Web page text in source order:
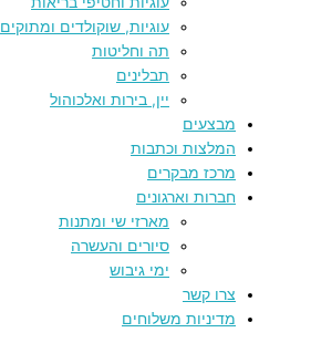
עוגיות, שוקולדים ומתוקים
תה וחליטות
תבלינים
יין, בירות ואלכוהול
מבצעים
המלצות וכתבות
מרכז מבקרים
חברות וארגונים
מארזי שי ומתנות
סיורים והעשרה
ימי גיבוש
צרו קשר
מדיניות משלוחים